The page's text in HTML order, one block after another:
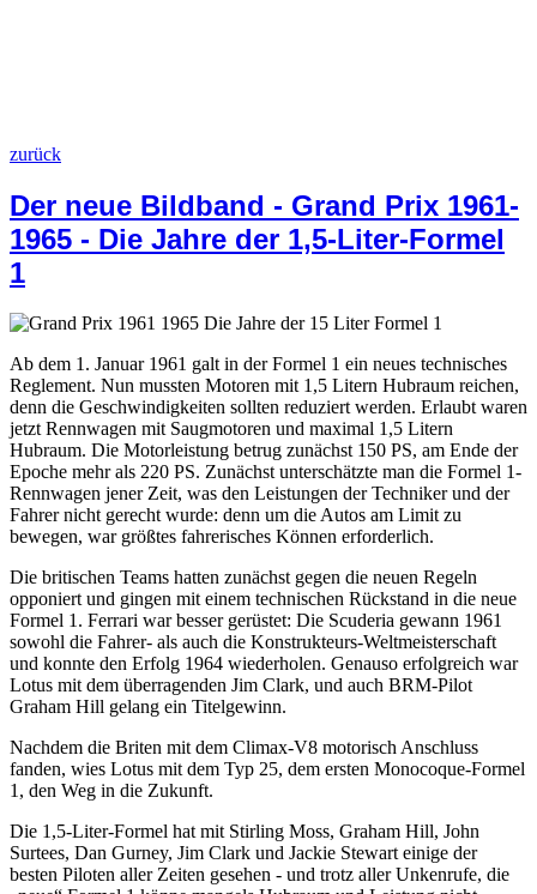
zurück
Der neue Bildband - Grand Prix 1961-
1965 - Die Jahre der 1,5-Liter-Formel
1
Ab dem 1. Januar 1961 galt in der Formel 1 ein neues technisches
Reglement. Nun mussten Motoren mit 1,5 Litern Hubraum reichen,
denn die Geschwindigkeiten sollten reduziert werden. Erlaubt waren
jetzt Rennwagen mit Saugmotoren und maximal 1,5 Litern
Hubraum. Die Motorleistung betrug zunächst 150 PS, am Ende der
Epoche mehr als 220 PS. Zunächst unterschätzte man die Formel 1-
Rennwagen jener Zeit, was den Leistungen der Techniker und der
Fahrer nicht gerecht wurde: denn um die Autos am Limit zu
bewegen, war größtes fahrerisches Können erforderlich.
Die britischen Teams hatten zunächst gegen die neuen Regeln
opponiert und gingen mit einem technischen Rückstand in die neue
Formel 1. Ferrari war besser gerüstet: Die Scuderia gewann 1961
sowohl die Fahrer- als auch die Konstrukteurs-Weltmeisterschaft
und konnte den Erfolg 1964 wiederholen. Genauso erfolgreich war
Lotus mit dem überragenden Jim Clark, und auch BRM-Pilot
Graham Hill gelang ein Titelgewinn.
Nachdem die Briten mit dem Climax-V8 motorisch Anschluss
fanden, wies Lotus mit dem Typ 25, dem ersten Monocoque-Formel
1, den Weg in die Zukunft.
Die 1,5-Liter-Formel hat mit Stirling Moss, Graham Hill, John
Surtees, Dan Gurney, Jim Clark und Jackie Stewart einige der
besten Piloten aller Zeiten gesehen - und trotz aller Unkenrufe, die